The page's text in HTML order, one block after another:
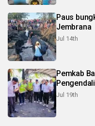
Paus
Jembrana
Jul 14th
Pemkab
Jul 19th